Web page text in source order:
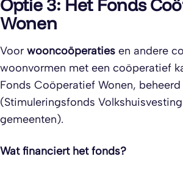
Optie 3: Het Fonds
Wonen
Voor wooncoöperaties en andere
woonvormen met een coöperatief
Fonds Coöperatief Wonen, beheerd
(Stimuleringsfonds
gemeenten).
Wat financiert het fonds?